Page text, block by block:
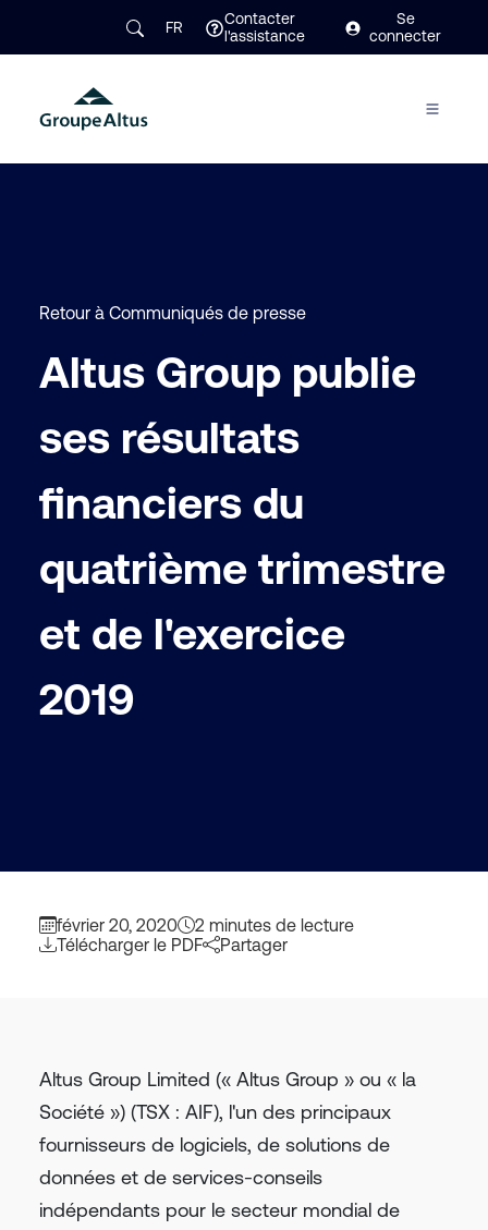
FR
Contacter
l'assistance
Se
connecter
Retour à Communiqués de presse
Altus Group publie
ses résultats
financiers du
quatrième trimestre
et de l'exercice
2019
février 20, 2020
2 minutes de lecture
Télécharger le PDF
Partager
Altus Group Limited (« Altus Group » ou « la
Société ») (TSX : AIF), l'un des principaux
fournisseurs de logiciels, de solutions de
données et de services-conseils
indépendants pour le secteur mondial de